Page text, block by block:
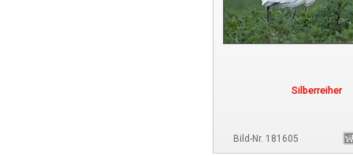
Silberreiher
Bild-Nr. 181605